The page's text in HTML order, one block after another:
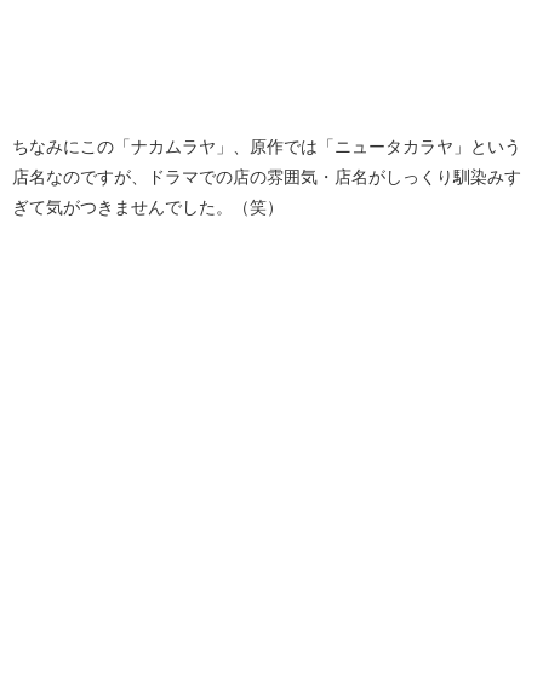
ちなみにこの「ナカムラヤ」、原作では「ニュータカラヤ」という
店名なのですが、ドラマでの店の雰囲気・店名がしっくり馴染みす
ぎて気がつきませんでした。（笑）